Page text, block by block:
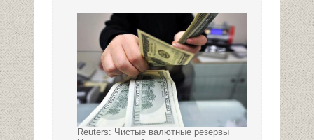
Reuters: Чистые валютные резервы